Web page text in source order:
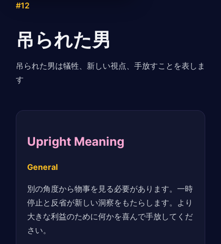
#12
吊られた男
吊られた男は犠牲、新しい視点、手放すことを表しま
す
Upright Meaning
General
別の角度から物事を見る必要があります。一時
停止と反省が新しい洞察をもたらします。より
大きな利益のために何かを喜んで手放してくだ
さい。